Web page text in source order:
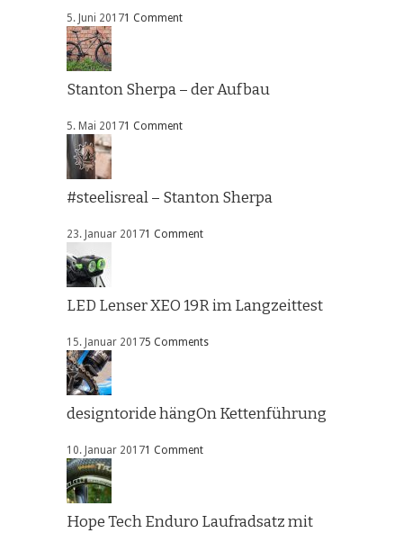
5. Juni 20171 Comment
Stanton Sherpa – der Aufbau
5. Mai 20171 Comment
#steelisreal – Stanton Sherpa
23. Januar 20171 Comment
LED Lenser XEO 19R im Langzeittest
15. Januar 20175 Comments
designtoride hängOn Kettenführung
10. Januar 20171 Comment
Hope Tech Enduro Laufradsatz mit